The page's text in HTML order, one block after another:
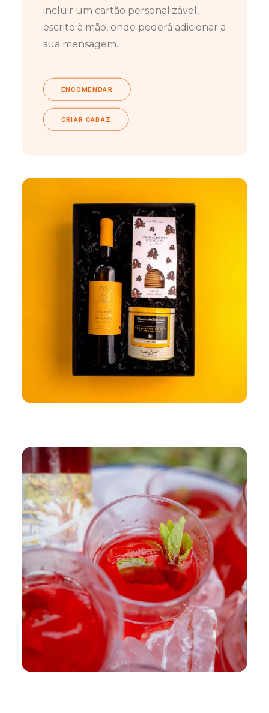
incluir um cartão personalizável,
escrito à mão, onde poderá adicionar a
sua mensagem.
ENCOMENDAR
CRIAR CABAZ